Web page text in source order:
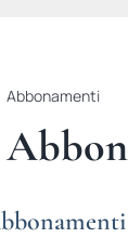
Abbonamenti